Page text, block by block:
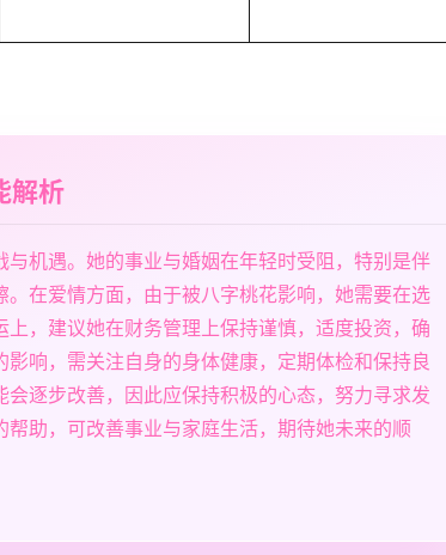
解析
机遇。她的事业与婚姻在年轻时受阻，特别是伴
在爱情方面，由于被八字桃花影响，她需要在选
，建议她在财务管理上保持谨慎，适度投资，确
响，需关注自身的身体健康，定期体检和保持良
逐步改善，因此应保持积极的心态，努力寻求发
助，可改善事业与家庭生活，期待她未来的顺